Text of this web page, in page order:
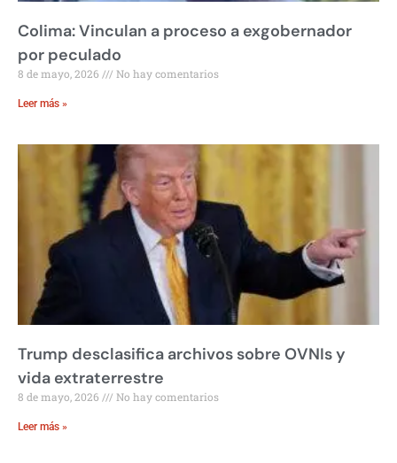
Colima: Vinculan a proceso a exgobernador
por peculado
8 de mayo, 2026 No hay comentarios
Leer más »
Trump desclasifica archivos sobre OVNIs y
vida extraterrestre
8 de mayo, 2026 No hay comentarios
Leer más »